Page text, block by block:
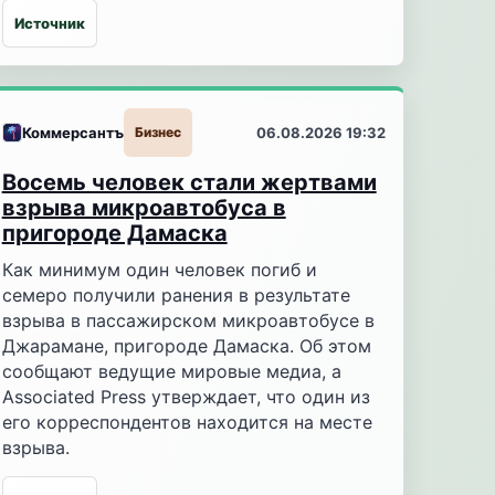
Источник
Коммерсантъ Бизнес 06.08.2026 19:32
Восемь человек стали жертвами
взрыва микроавтобуса в
пригороде Дамаска
Как минимум один человек погиб и
семеро получили ранения в результате
взрыва в пассажирском микроавтобусе в
Джарамане, пригороде Дамаска. Об этом
сообщают ведущие мировые медиа, а
Associated Press утверждает, что один из
его корреспондентов находится на месте
взрыва.